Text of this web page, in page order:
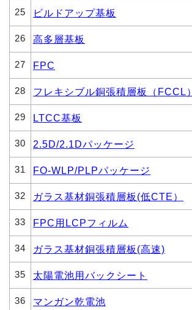
25 ビルドアップ基板
26 高多層基板
27 FPC
28 フレキシブル銅張積層板（FCCL）
29 LTCC基板
30 2.5D/2.1Dパッケージ
31 FO-WLP/PLPパッケージ
32 ガラス基材銅張積層板(低CTE）
33 FPC用LCPフィルム
34 ガラス基材銅張積層板(高速)
35 太陽電池用バックシート
36 マンガン乾電池